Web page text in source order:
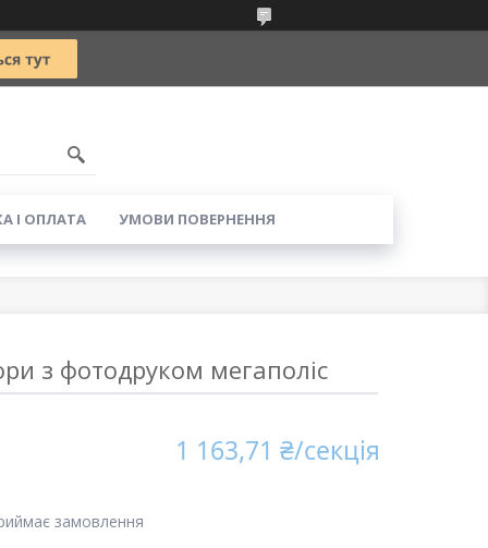
І ОПЛАТА УМОВИ ПОВЕРНЕННЯ
з фотодруком мегаполіс
1 163,71 ₴/секція
замовлення